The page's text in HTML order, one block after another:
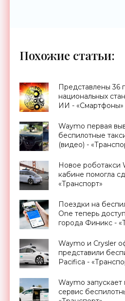
Похожие статьи:
Представлены 36
национальных
ИИ - «Смартфоны»
Waymo первая
беспилотные
(видео) -
Новое роботакси
кабине помогла
«Транспорт»
Поездки на
One теперь
города Финикс -
Waymo и Crysler
представили
Pacifica -
Waymo
сервис